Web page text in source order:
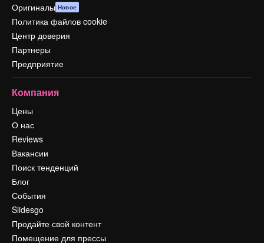
Оригиналы Новое
Политика файлов cookie
Центр доверия
Партнеры
Предприятие
Компания
Цены
О нас
Reviews
Вакансии
Поиск тенденций
Блог
События
Slidesgo
Продайте свой контент
Помещение для прессы